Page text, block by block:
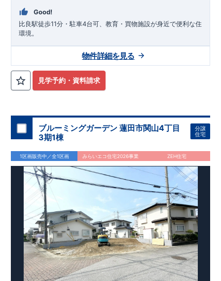
Good!
比良駅徒歩11分・駐車4台可、教育・買物施設が身近で便利な住
環境。
見学予約・資料請求
物件詳細を見る
ブルーミングガーデン 蓮田市関山4丁目
3期1棟
分譲
住宅
1区画販売中／全1区画 みらいエコ住宅2026事業 ZEH住宅